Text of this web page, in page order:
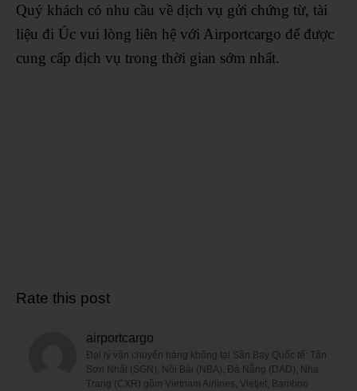
Quý khách có nhu cầu về dịch vụ gửi chứng từ, tài
liệu đi Úc vui lòng liên hệ với Airportcargo để được
cung cấp dịch vụ trong thời gian sớm nhất.
Rate this post
airportcargo
Đại lý vận chuyển hàng không tại Sân Bay Quốc tế: Tân
Sơn Nhất (SGN), Nội Bài (NBA), Đà Nẵng (DAD), Nha
Trang (CXR) gồm Vietnam Airlines, Vietjet, Bamboo